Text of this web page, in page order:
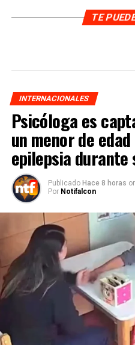
TE
INTERNACIONALES
Psicóloga es
un menor de
epilepsia
Publicado Hace 8 horas
Por Notifalcon